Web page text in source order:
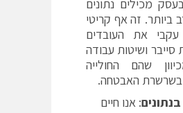
מכילים נתונים
ביותר. זה אף קריטי
עקבי את העובדים
ושיטות עבודה
שהם החולייה
בשרשרת האבטחה.
: אנו חיים